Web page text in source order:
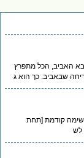
האביב, הכל מתפרץ
שבאביב. כך הוא ג
קודמת [תחת